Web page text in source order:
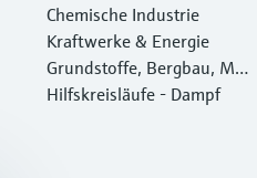
Chemische Industrie
Kraftwerke & Energie
Grundstoffe, Bergbau, Met
alle
Hilfskreisläufe - Dampf